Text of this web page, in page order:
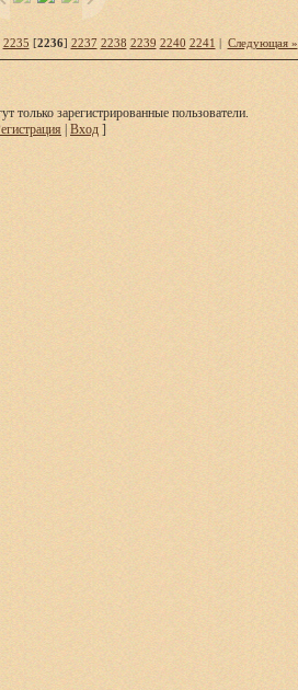
2235 [2236] 2237 2238 2239 2240 2241 | Следующая »
только зарегистрированные пользователи.
Вход ]